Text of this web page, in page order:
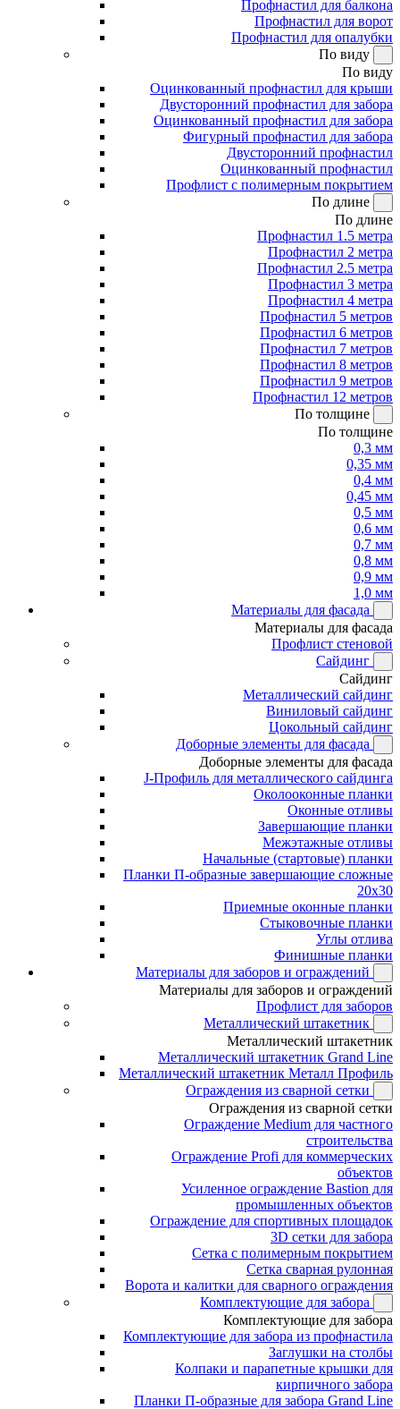
Профнастил для балкона
Профнастил для ворот
Профнастил для опалубки
По виду
По виду
Оцинкованный профнастил для крыши
Двусторонний профнастил для забора
Оцинкованный профнастил для забора
Фигурный профнастил для забора
Двусторонний профнастил
Оцинкованный профнастил
Профлист с полимерным покрытием
По длине
По длине
Профнастил 1.5 метра
Профнастил 2 метра
Профнастил 2.5 метра
Профнастил 3 метра
Профнастил 4 метра
Профнастил 5 метров
Профнастил 6 метров
Профнастил 7 метров
Профнастил 8 метров
Профнастил 9 метров
Профнастил 12 метров
По толщине
По толщине
0,3 мм
0,35 мм
0,4 мм
0,45 мм
0,5 мм
0,6 мм
0,7 мм
0,8 мм
0,9 мм
1,0 мм
Материалы для фасада
Материалы для фасада
Профлист стеновой
Сайдинг
Сайдинг
Металлический сайдинг
Виниловый сайдинг
Цокольный сайдинг
Доборные элементы для фасада
Доборные элементы для фасада
J-Профиль для металлического сайдинга
Околооконные планки
Оконные отливы
Завершающие планки
Межэтажные отливы
Начальные (стартовые) планки
Планки П-образные завершающие сложные
20x30
Приемные оконные планки
Стыковочные планки
Углы отлива
Финишные планки
Материалы для заборов и ограждений
Материалы для заборов и ограждений
Профлист для заборов
Металлический штакетник
Металлический штакетник
Металлический штакетник Grand Line
Металлический штакетник Металл Профиль
Ограждения из сварной сетки
Ограждения из сварной сетки
Ограждение Medium для частного
строительства
Ограждение Profi для коммерческих
объектов
Усиленное ограждение Bastion для
промышленных объектов
Ограждение для спортивных площадок
3D сетки для забора
Сетка с полимерным покрытием
Сетка сварная рулонная
Ворота и калитки для сварного ограждения
Комплектующие для забора
Комплектующие для забора
Комплектующие для забора из профнастила
Заглушки на столбы
Колпаки и парапетные крышки для
кирпичного забора
Планки П-образные для забора Grand Line